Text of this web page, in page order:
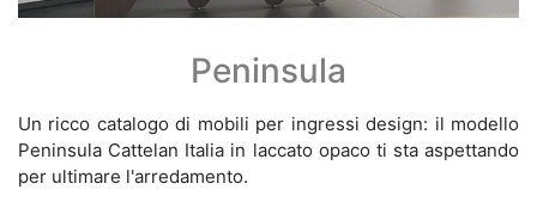
Peninsula
Un ricco catalogo di mobili per ingressi design: il modello
Peninsula Cattelan Italia in laccato opaco ti sta aspettando
per ultimare l'arredamento.